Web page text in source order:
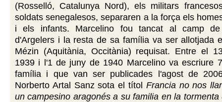
(Rosselló, Catalunya Nord), els militars
soldats senegalesos, separaren a la força els
i els infants. Marcelino fou tancat al camp de
d'Argelers i la resta de sa família va ser allotjada
Mézin (Aquitània, Occitània) requisat. Entre el
1939 i l'1 de juny de 1940 Marcelino va escriure
família i que van ser publicades l'agost de
Norberto Artal Sanz sota el títol Francia no nos
un campesino aragonés a su familia en la